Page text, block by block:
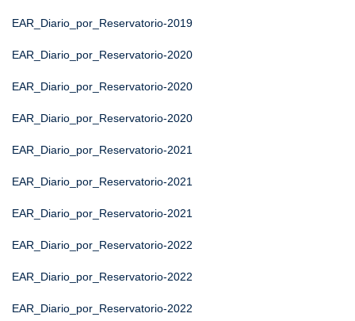
EAR_Diario_por_Reservatorio-2019
EAR_Diario_por_Reservatorio-2020
EAR_Diario_por_Reservatorio-2020
EAR_Diario_por_Reservatorio-2020
EAR_Diario_por_Reservatorio-2021
EAR_Diario_por_Reservatorio-2021
EAR_Diario_por_Reservatorio-2021
EAR_Diario_por_Reservatorio-2022
EAR_Diario_por_Reservatorio-2022
EAR_Diario_por_Reservatorio-2022